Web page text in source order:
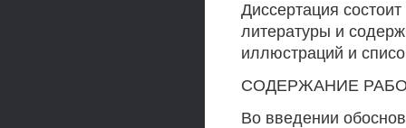
Диссертация
литературы и
иллюстраций и
СОДЕРЖАНИЕ
Во введении